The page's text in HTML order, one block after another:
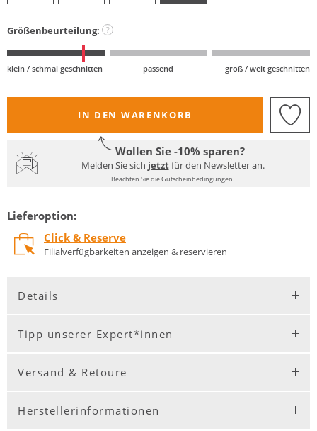
Größenbeurteilung: ?
klein / schmal geschnitten passend groß / weit geschnitten
IN DEN WARENKORB
Wollen Sie -10% sparen?
Melden Sie sich jetztfür den Newsletter an.
Beachten Sie die Gutscheinbedingungen.
Lieferoption:
Click & Reserve
Filialverfügbarkeiten anzeigen & reservieren
Details
Tipp unserer Expert*innen
Versand & Retoure
Herstellerinformationen